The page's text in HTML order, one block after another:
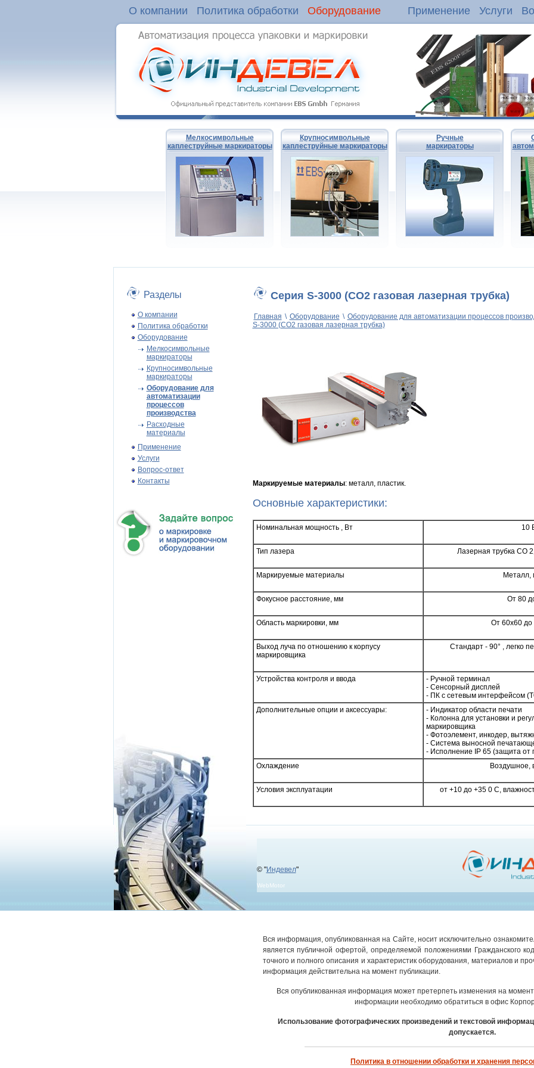
О компании Политика обработки Оборудование Применение Услуги
Мелкосимвольные
каплеструйные маркираторы
Крупносимвольные
каплеструйные маркираторы
Ручные
маркираторы
Разделы
О компании
Политика обработки
Оборудование
Мелкосимвольные
маркираторы
Крупносимвольные
маркираторы
Оборудование для
автоматизации
процессов
производства
Расходные
материалы
Применение
Услуги
Вопрос-ответ
Контакты
Серия S-3000 (CO2 газовая лазерная трубка)
Главная \ Оборудование \ Оборудование для автоматизации процессов
S-3000 (CO2 газовая лазерная трубка)
Маркируемые материалы: металл, пластик.
Основные характеристики:
Номинальная мощность , Вт 10
Тип лазера Лазерная трубка СО
Маркируемые материалы Металл,
Фокусное расстояние, мм От 80
Область маркировки, мм От 60х60
Выход луча по отношению к корпусу
маркировщика
Стандарт - 90° , легко
Устройства контроля и ввода
- Ручной терминал
- Сенсорный дисплей
- ПК с сетевым интерфейсом
Дополнительные опции и аксессуары:
- Индикатор области печати
- Колонна для установки и
маркировщика
- Фотоэлемент, инкодер,
- Система выносной
- Исполнение IP 65 (защита от
Охлаждение
Воздушное,
Условия эксплуатации от +10 до +35 0 С,
© "Индевел"
WebMotor
Вся информация, опубликованная на Сайте, носит исключительно
является публичной офертой, определяемой положениями Гражданского
точного и полного описания и характеристик оборудования, материалов и
информация действительна на момент публикации.
Вся опубликованная информация может претерпеть изменения на
информации необходимо обратиться в офис
Использование фотографических произведений и текстовой
допускается.
Политика в отношении обработки и хранения